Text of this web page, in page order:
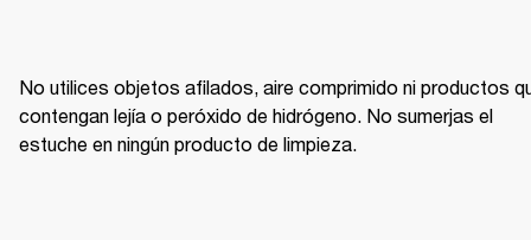
No utilices objetos afilados, aire comprimido ni productos
contengan lejía o peróxido de hidrógeno. No sumerjas el
estuche en ningún producto de limpieza.